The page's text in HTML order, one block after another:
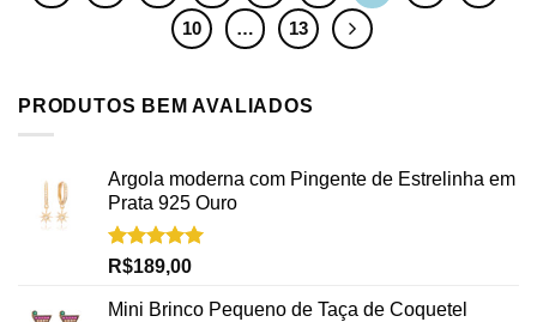
10
… 13
PRODUTOS BEM AVALIADOS
Argola moderna com Pingente de Estrelinha em
Prata 925 Ouro
Avaliação
R$189,00
Mini Brinco Pequeno de Taça de Coquetel